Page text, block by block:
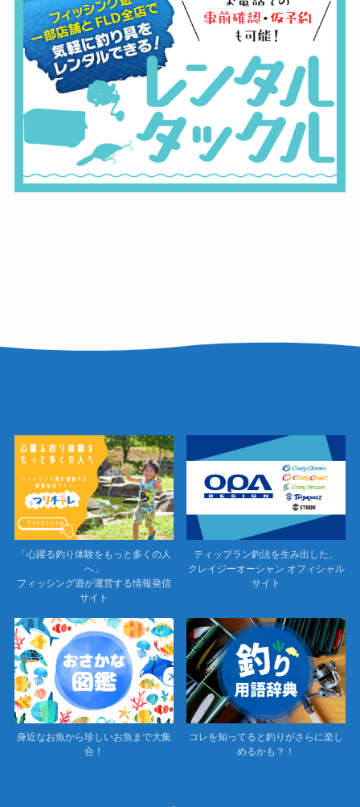
「心躍る釣り体験をもっと多くの人
へ」
フィッシング遊が運営する情報発信
サイト
ティップラン釣法を生み出した、
クレイジーオーシャン オフィシャル
サイト
身近なお魚から珍しいお魚まで大集
合！
コレを知ってると釣りがさらに楽し
めるかも？！